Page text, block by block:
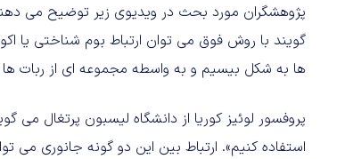
پژوهشگران مورد بحث در ویدیوی زیر توضیح می
گویند با روش فوق می توان ارتباط بوم شناختی یا
ها به شکل بیسیم و به واسطه مجموعه ای از ربات ها
پروفسور لوئیز کوریا از دانشگاه لیسبون پرتغال می
استفاده کنیم». ارتباط بین این دو گونه جانوری می